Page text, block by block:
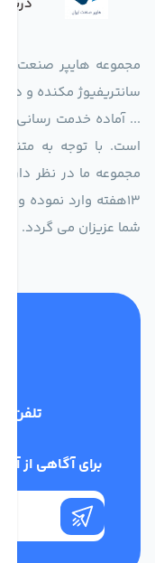
مجموعه هایپر صنعت
سانتریفیوژ مکنده و
... آماده خدمت رسانی
است. با توجه به
مجموعه ما در نظر
13هفته وارد نموده و
شما عزیزان می گردد.
تلفن
برای آگاهی از